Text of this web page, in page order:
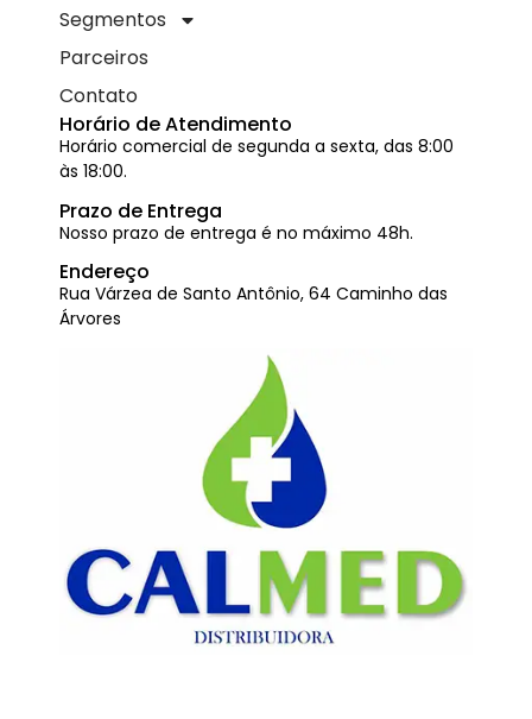
Segmentos
Parceiros
Contato
Horário de Atendimento
Horário comercial de segunda a sexta, das 8:00
às 18:00.
Prazo de Entrega
Nosso prazo de entrega é no máximo 48h.
Endereço
Rua Várzea de Santo Antônio, 64 Caminho das
Árvores